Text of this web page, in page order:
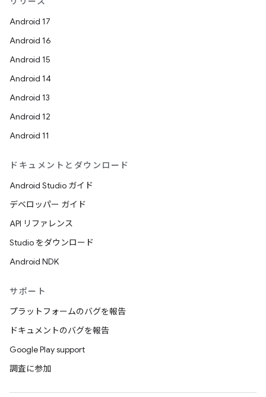
Android 17
Android 16
Android 15
Android 14
Android 13
Android 12
Android 11
ドキュメントとダウンロード
Android Studio ガイド
デベロッパー ガイド
API リファレンス
Studio をダウンロード
Android NDK
サポート
プラットフォームのバグを報告
ドキュメントのバグを報告
Google Play support
調査に参加